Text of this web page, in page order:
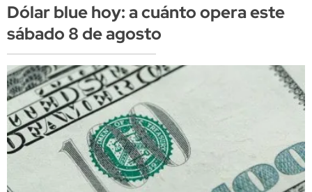
Dólar blue hoy: a cuánto opera este
sábado 8 de agosto